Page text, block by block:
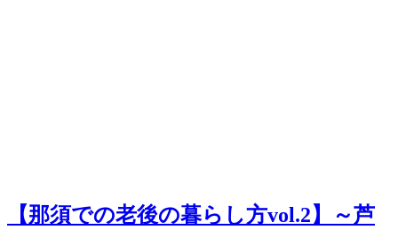
【那須での老後の暮らし方vol.2】～芦